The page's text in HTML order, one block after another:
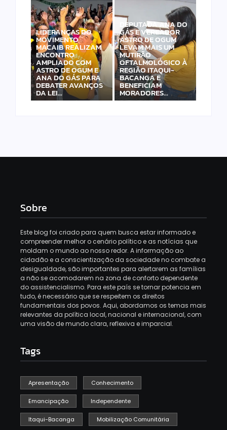
LIDERANÇAS DO
MOVIMENTO
MACAIB REALIZAM
ENCONTRO
AMPLIADO COM
ASTRO DE OGUM E
ANA DO GÁS PARA
DEBATER AVANÇOS
DA LEI…
DEPUTADA ANA DO
GÁS E VEREADOR
ASTRO DE OGUM
LEVAM MAIS UM
MUTIRÃO
OFTALMOLÓGICO À
REGIÃO ITAQUI-
BACANGA E
BENEFICIAM
MORADORES…
Sobre
Este blog foi criado para quem busca estar informado e
compreender melhor o cenário político e as notícias que
moldam o mundo ao nosso redor. A informação ao
cidadão e a conscientização da sociedade no combate a
desigualdade, são importantes para alertarem as famílias
a não se acomodarem na zona de conforto dependente
do assistencialismo. Para este país se tornar potencia em
tudo, é necessário que se respeitem os direitos
fundamentais dos povos. Aqui, abordamos os temas mais
relevantes da política local, nacional e internacional, com
uma visão de mundo clara, reflexiva e imparcial.
Tags
Apresentação Conhecimento
Emancipação Independente
Itaqui-Bacanga Mobilização Comunitária